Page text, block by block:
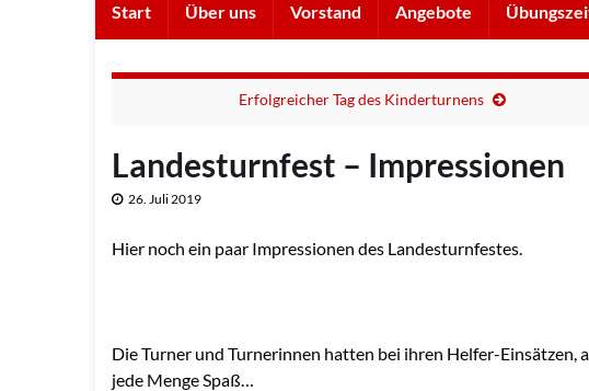
Start Über uns Vorstand Angebote
Erfolgreicher Tag des Kinderturnens
Landesturnfest – Impressionen
26. Juli 2019
Hier noch ein paar Impressionen des Landesturnfestes.
Die Turner und Turnerinnen hatten bei ihren Helfer-Einsätzen,
jede Menge Spaß…